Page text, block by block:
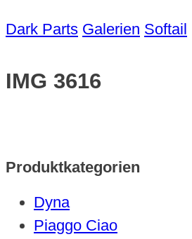
Dark Parts Galerien Softail
IMG 3616
Produktkategorien
Dyna
Piaggo Ciao